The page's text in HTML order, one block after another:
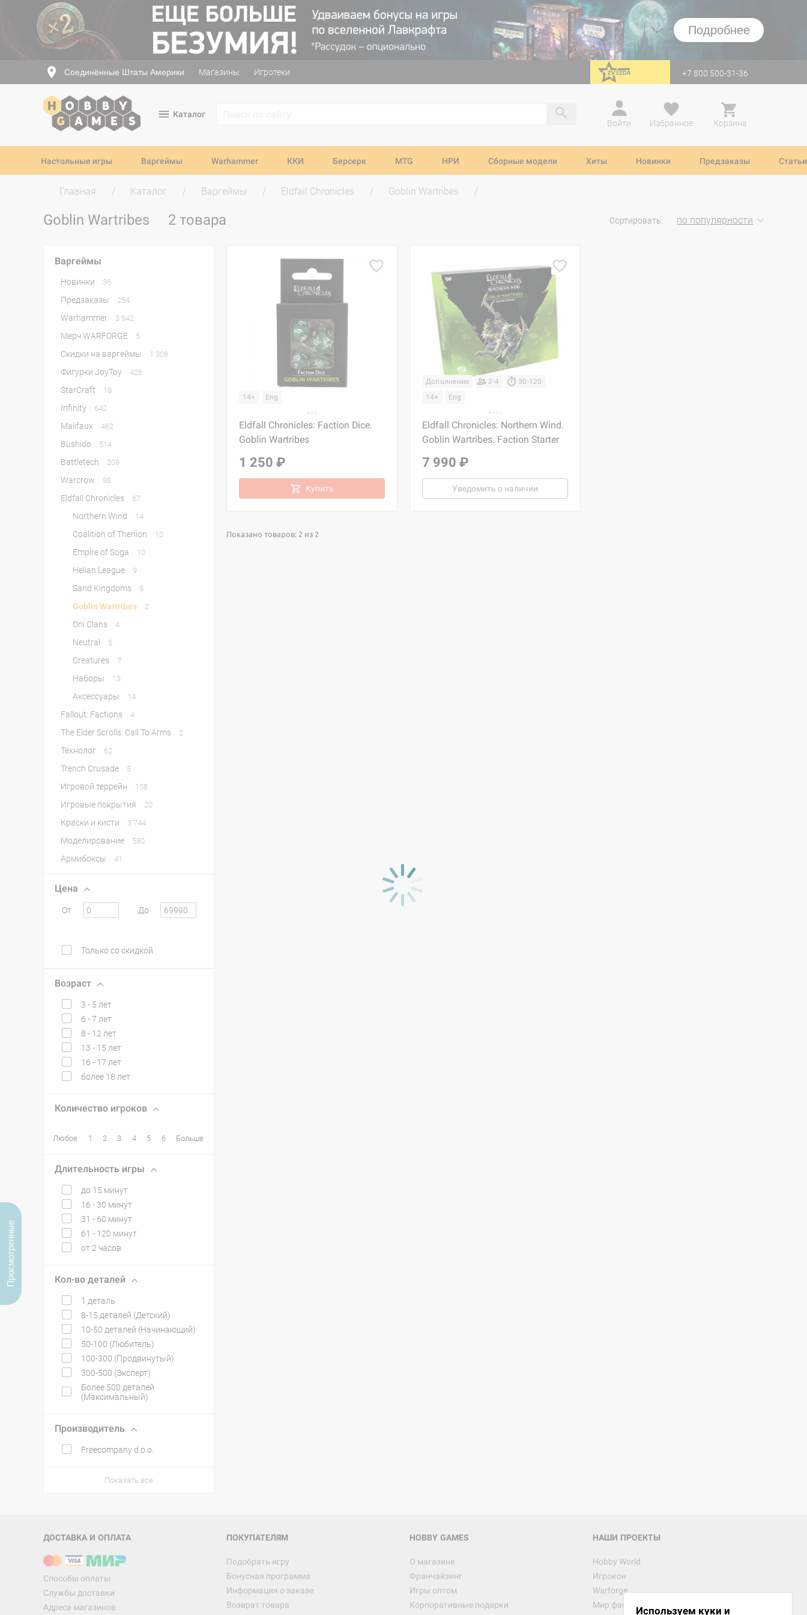
Подробнее
Соединённые Штаты Америки Магазины Игротеки перейти на Zvezda +7 800 500-31-36
Каталог
Войти
Избранное Корзина
Настольные игры Варгеймы Warhammer ККИ Берсерк MTG НРИ Сборные модели Хиты Новинки Предзаказы Статьи
Главная Каталог Варгеймы Eldfall Chronicles Goblin Wartribes
Goblin Wartribes 2 товара Сортировать: по популярности
Варгеймы
Новинки 36
Предзаказы 254
Warhammer 3 942
Мерч WARFORGE 5
Скидки на варгеймы 1 308
Фигурки JoyToy 426
StarСraft 18
Infinity 642
Malifaux 462
Bushido 514
Battletech 209
Warcrow 98
Eldfall Chronicles 67
Northern Wind 14
Coalition of Thenion 10
Empire of Soga 10
Helian League 9
Sand Kingdoms 9
Goblin Wartribes 2
Oni Clans 4
Neutral 5
Creatures 7
Наборы 13
Аксессуары 14
Fallout: Factions 4
The Elder Scrolls: Call To Arms 2
Технолог 62
Trench Crusade 5
Игровой террейн 158
Игровые покрытия 20
Краски и кисти 3 744
Моделирование 580
Армибоксы 41
Цена
От До
Только со скидкой
Возраст
3 - 5 лет
6 - 7 лет
8 - 12 лет
13 - 15 лет
16 - 17 лет
более 18 лет
Количество игроков
Любое 1 2 3 4 5 6 Больше
Длительность игры
до 15 минут
16 - 30 минут
31 - 60 минут
61 - 120 минут
от 2 часов
Кол-во деталей
1 деталь
8-15 деталей (Детский)
10-50 деталей (Начинающий)
50-100 (Любитель)
100-300 (Продвинутый)
300-500 (Эксперт)
Более 500 деталей
(Максимальный)
Производитель
Freecompany d.o.o.
Показать все
14+ Eng
Eldfall Chronicles: Faction Dice.
Goblin Wartribes
1 250 ₽
Купить
Дополнение 2-4
30-120
14+
Eng
Eldfall Chronicles: Northern Wind.
Goblin Wartribes. Faction Starter
7 990 ₽
Уведомить о наличии
Показано товаров: 2 из 2
ДОСТАВКА И ОПЛАТА
Способы оплаты
Службы доставки
Адреса магазинов
ПОКУПАТЕЛЯМ
Подобрать игру
Бонусная программа
Информация о заказе
Возврат товара
HOBBY GAMES
О магазине
Франчайзинг
Игры оптом
Корпоративные подарки
НАШИ ПРОЕКТЫ
Hobby World
Игрокон
Warforge
Мир фантастикиИспользуем куки и
Просмотренные
12 990
Настольная игра Hobby World Ужас